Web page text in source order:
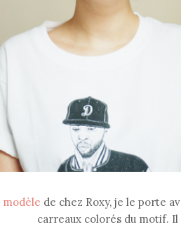
modèle de chez Roxy, je le porte
carreaux colorés du motif.